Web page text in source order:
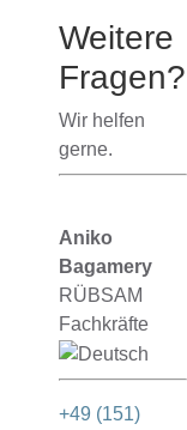
Weitere
Fragen?
Wir helfen
gerne.
Aniko
Bagamery
RÜBSAM
Fachkräfte
+49 (151)